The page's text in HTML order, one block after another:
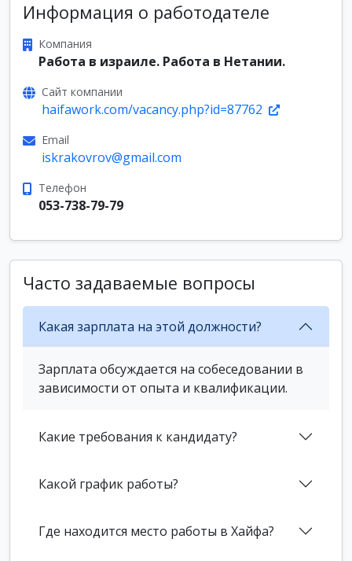
Информация о работодателе
Компания
Работа в израиле. Работа в Нетании.
Сайт компании
haifawork.com/vacancy.php?id=87762
Email
iskrakovrov@gmail.com
Телефон
053-738-79-79
Часто задаваемые вопросы
Какая зарплата на этой должности?
Зарплата обсуждается на собеседовании в
зависимости от опыта и квалификации.
Какие требования к кандидату?
Какой график работы?
Где находится место работы в Хайфа?